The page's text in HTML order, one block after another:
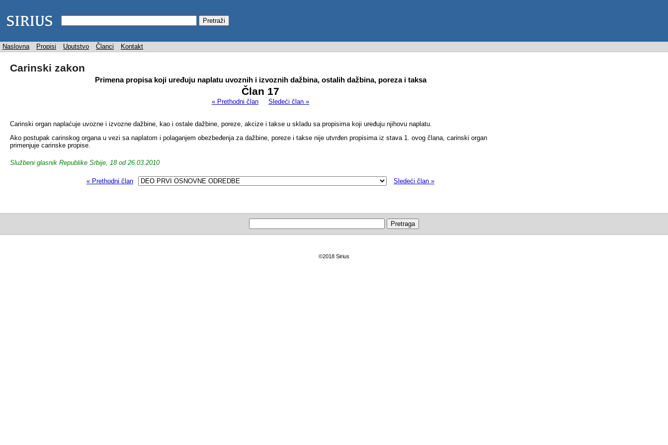
Naslovna Propisi Uputstvo Članci Kontakt
Carinski zakon
Primena propisa koji uređuju naplatu uvoznih i izvoznih dažbina, ostalih dažbina, poreza i taksa
Član 17
« Prethodni član Sledeći član »
Carinski organ naplaćuje uvozne i izvozne dažbine, kao i ostale dažbine, poreze, akcize i takse u skladu sa propisima koji uređuju njihovu naplatu.
Ako postupak carinskog organa u vezi sa naplatom i polaganjem obezbeđenja za dažbine, poreze i takse nije utvrđen propisima iz stava 1. ovog člana, carinski organ
primenjuje carinske propise.
Službeni glasnik Republike Srbije, 18 od 26.03.2010
« Prethodni član Sledeći član »
©2018 Sirius